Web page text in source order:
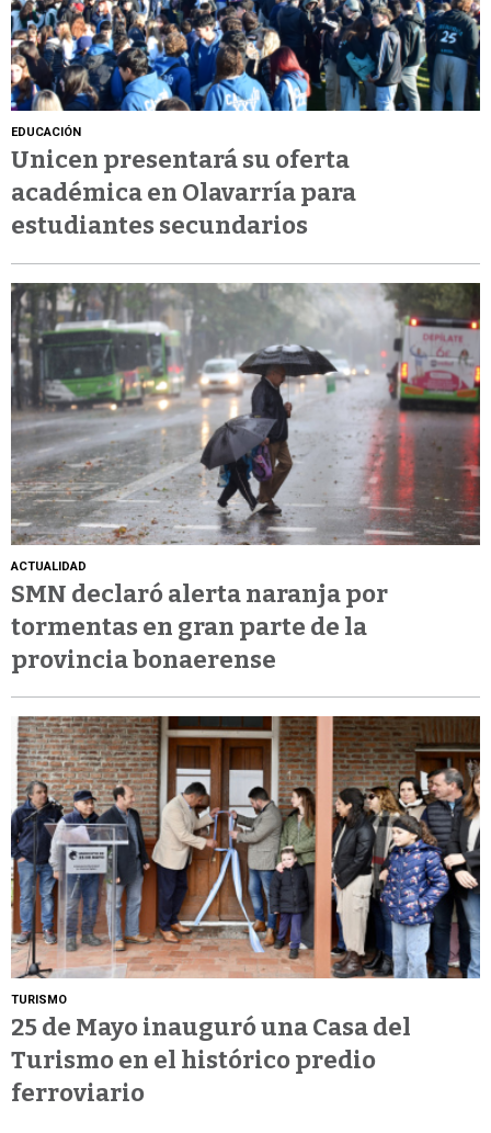
EDUCACIÓN
Unicen presentará su oferta
académica en Olavarría para
estudiantes secundarios
ACTUALIDAD
SMN declaró alerta naranja por
tormentas en gran parte de la
provincia bonaerense
TURISMO
25 de Mayo inauguró una Casa del
Turismo en el histórico predio
ferroviario